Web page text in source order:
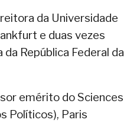
da Universidade
e duas vezes
República Federal da
emérito do Sciences
Políticos), Paris